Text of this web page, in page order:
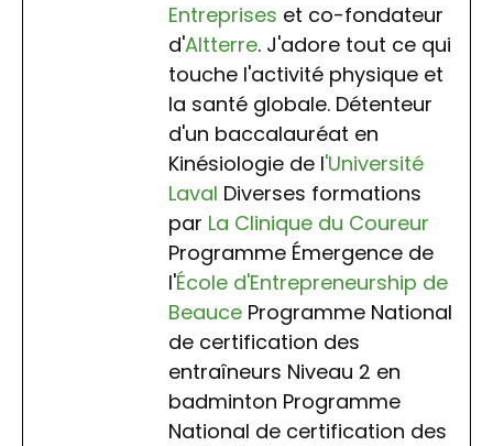
Entreprises et co-fondateur
d'Altterre. J'adore tout ce qui
touche l'activité physique et
la santé globale. Détenteur
d'un baccalauréat en
Kinésiologie de l'Université
Laval Diverses formations
par La Clinique du Coureur
Programme Émergence de
l'École d'Entrepreneurship de
Beauce Programme National
de certification des
entraîneurs Niveau 2 en
badminton Programme
National de certification des